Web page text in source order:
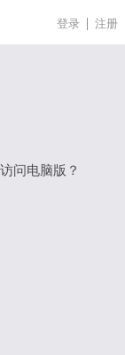
登录 注册
问电脑版？